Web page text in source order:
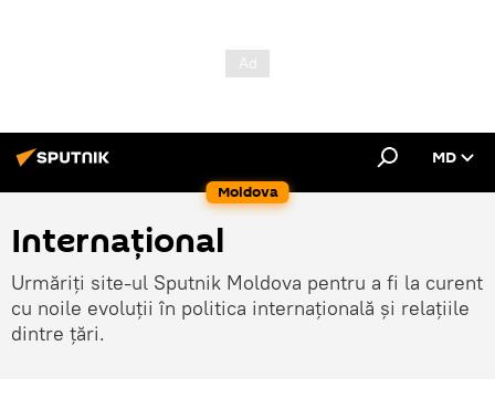
Moldova
MD
Internațional
Urmăriți site-ul Sputnik Moldova pentru a fi la curent
cu noile evoluții în politica internațională și relațiile
dintre țări.